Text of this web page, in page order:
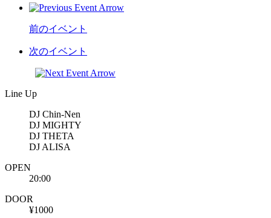
前のイベント
次のイベント
Line Up
DJ Chin-Nen
DJ MIGHTY
DJ THETA
DJ ALISA
OPEN
20:00
DOOR
¥1000